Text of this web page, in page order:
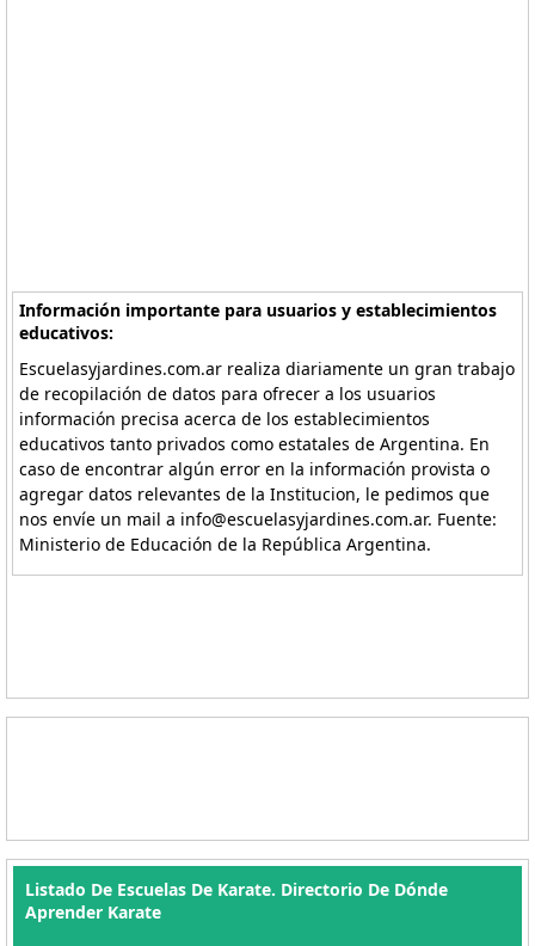
Información importante para usuarios y establecimientos
educativos:
Escuelasyjardines.com.ar realiza diariamente un gran trabajo
de recopilación de datos para ofrecer a los usuarios
información precisa acerca de los establecimientos
educativos tanto privados como estatales de Argentina. En
caso de encontrar algún error en la información provista o
agregar datos relevantes de la Institucion, le pedimos que
nos envíe un mail a info@escuelasyjardines.com.ar. Fuente:
Ministerio de Educación de la República Argentina.
Listado De Escuelas De Karate. Directorio De Dónde
Aprender Karate